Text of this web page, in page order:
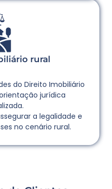
rural
do Direito Imobiliário
jurídica
a legalidade e
no cenário rural.